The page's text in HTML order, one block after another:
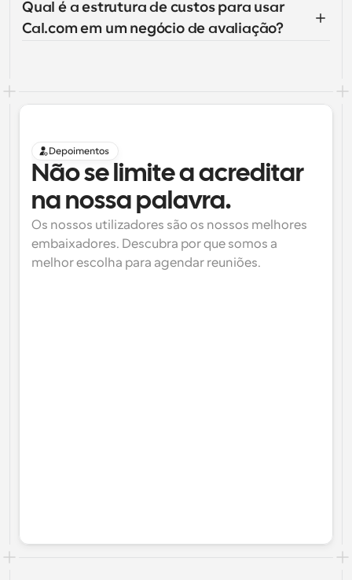
Qual é a estrutura de custos para usar
Cal.com em um negócio de avaliação?
Depoimentos
Não se limite a acreditar
na nossa palavra.
Os nossos utilizadores são os nossos melhores
embaixadores. Descubra por que somos a
melhor escolha para agendar reuniões.